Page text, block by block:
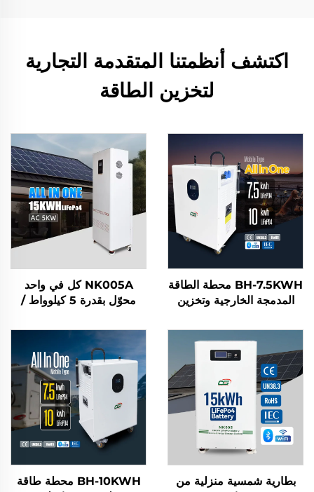
اكتشف أنظمتنا المتقدمة التجارية
لتخزين الطاقة
BH-7.5KWH محطة الطاقة
المدمجة الخارجية وتخزين
الطاقة الشمسية والبطارية
NK005A كل في واحد
محوّل بقدرة 5 كيلوواط /
(LifePo4) بسعة 15
كيلوواط ساعة نظام الطاقة
الشمسية للمنزل نظام تخزين
الطاقة المنزلي
بطارية شمسية منزلية من
BH-10KWH محطة طاقة